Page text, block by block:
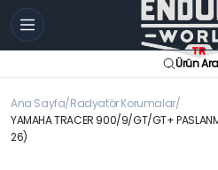
Ürün
Ana Sayfa Radyatör Korumalar
YAMAHA TRACER 900/9/GT/GT+
26)